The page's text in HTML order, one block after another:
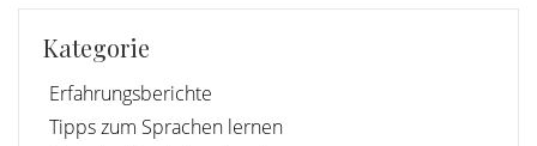
Kategorie
Erfahrungsberichte
Tipps zum Sprachen lernen